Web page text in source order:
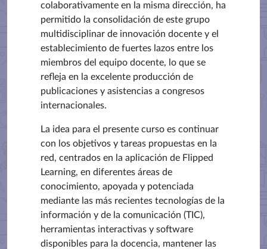
colaborativamente en la misma dirección, ha
permitido la consolidación de este grupo
multidisciplinar de innovación docente y el
establecimiento de fuertes lazos entre los
miembros del equipo docente, lo que se
refleja en la excelente producción de
publicaciones y asistencias a congresos
internacionales.
La idea para el presente curso es continuar
con los objetivos y tareas propuestas en la
red, centrados en la aplicación de Flipped
Learning, en diferentes áreas de
conocimiento, apoyada y potenciada
mediante las más recientes tecnologías de la
información y de la comunicación (TIC),
herramientas interactivas y software
disponibles para la docencia, mantener las